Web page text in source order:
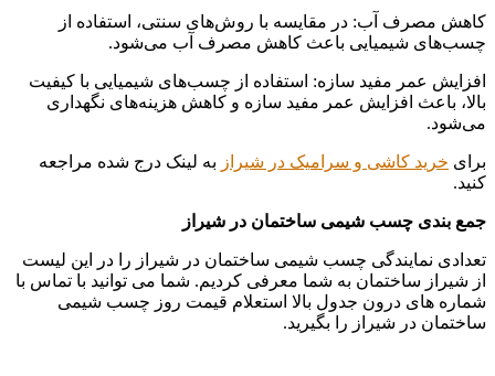
کاهش مصرف آب: در مقایسه با روش‌های سنتی، استفاده از
چسب‌های شیمیایی باعث کاهش مصرف آب می‌شود.
افزایش عمر مفید سازه: استفاده از چسب‌های شیمیایی با کیفیت
بالا، باعث افزایش عمر مفید سازه و کاهش هزینه‌های نگهداری
می‌شود.
برای خرید کاشی و سرامیک در شیراز به لینک درج شده مراجعه
کنید.
جمع بندی چسب شیمی ساختمان در شیراز
تعدادی نمایندگی چسب شیمی ساختمان در شیراز را در این لیست
از شیراز ساختمان به شما معرفی کردیم. شما می توانید با تماس با
شماره های درون جدول بالا استعلام قیمت روز چسب شیمی
ساختمان در شیراز را بگیرید.